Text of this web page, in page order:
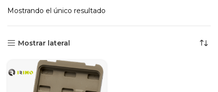
Mostrando el único resultado
Mostrar lateral